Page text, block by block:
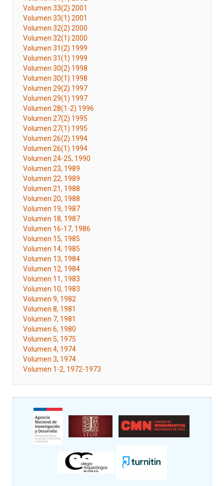
Volumen 33(2) 2001
Volumen 33(1) 2001
Volumen 32(2) 2000
Volumen 32(1) 2000
Volumen 31(2) 1999
Volumen 31(1) 1999
Volumen 30(2) 1998
Volumen 30(1) 1998
Volumen 29(2) 1997
Volumen 29(1) 1997
Volumen 28(1-2) 1996
Volumen 27(2) 1995
Volumen 27(1) 1995
Volumen 26(2) 1994
Volumen 26(1) 1994
Volumen 24-25, 1990
Volumen 23, 1989
Volumen 22, 1989
Volumen 21, 1988
Volumen 20, 1988
Volumen 19, 1987
Volumen 18, 1987
Volumen 16-17, 1986
Volumen 15, 1985
Volumen 14, 1985
Volumen 13, 1984
Volumen 12, 1984
Volumen 11, 1983
Volumen 10, 1983
Volumen 9, 1982
Volumen 8, 1981
Volumen 7, 1981
Volumen 6, 1980
Volumen 5, 1975
Volumen 4, 1974
Volumen 3, 1974
Volumen 1-2, 1972-1973